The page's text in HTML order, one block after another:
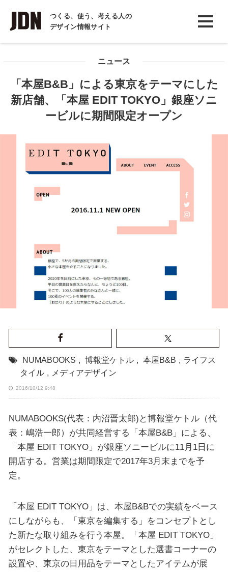
つくる、使う、考える人の
デザイン情報サイト
INTERVIEW
インタビュー
COLUMN
ニュース
「本屋B&B」による東京をテーマにした
新店舗、「本屋 EDIT TOKYO」銀座ソニ
ービルに期間限定オープン
NUMABOOKS , 博報堂ケトル , 本屋B&B , ライフス
タイル , メディアデザイン
2016/10/12 9:48
NUMABOOKS(代表：内沼晋太郎)と博報堂ケトル（代
表：嶋浩一郎）が共同経営する「本屋B&B」による、
「本屋 EDIT TOKYO」が銀座ソニービルに11月1日に
開店する。営業は期間限定で2017年3月末までを予
定。
「本屋 EDIT TOKYO」は、本屋B&Bでの実績をベース
にしながらも、「東京を編集する」をコンセプトとし
た新たな取り組みを行う本屋。「本屋 EDIT TOKYO」
がセレクトした、東京をテーマとした選書コーナーの
設置や、東京の日用品をテーマとしたアイテムが展